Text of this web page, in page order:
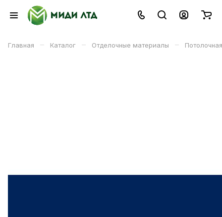
Главная – Каталог – Отделочные материалы –